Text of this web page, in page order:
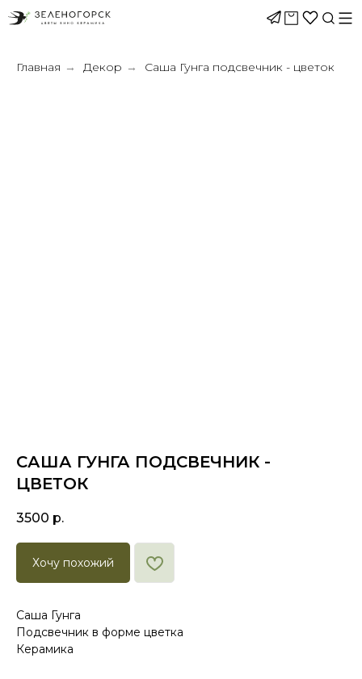
Главная → Декор → Саша Гунга подсвечник - цветок
САША ГУНГА ПОДСВЕЧНИК -
ЦВЕТОК
3500 р.
Хочу похожий
Саша Гунга
Подсвечник в форме цветка
Керамика